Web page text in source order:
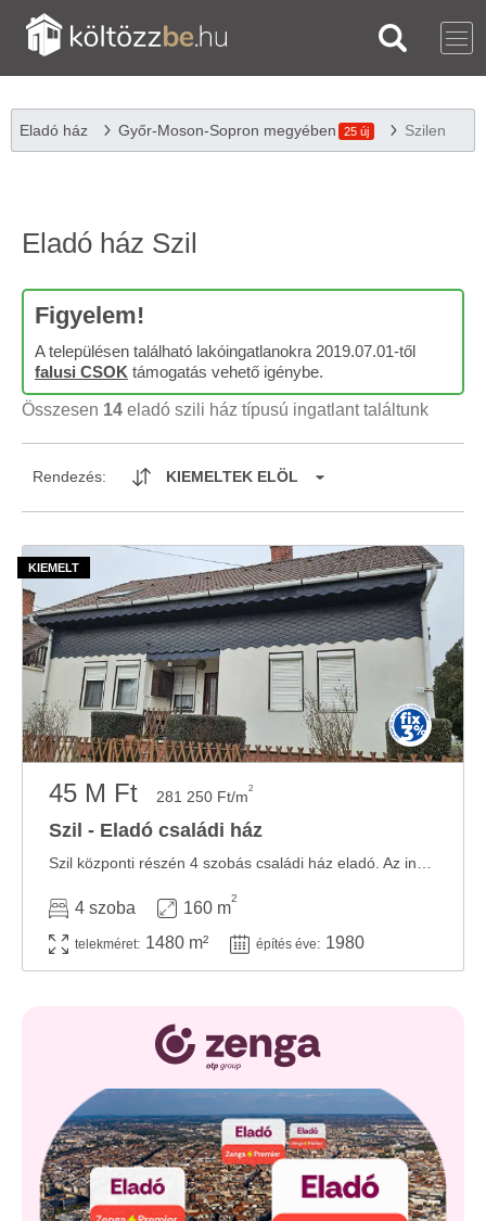
Eladó ház Győr-Moson-Sopron megyében 25 új Szilen
Eladó ház Szil
Figyelem!
A településen található lakóingatlanokra 2019.07.01-től
falusi CSOK támogatás vehető igénybe.
Összesen 14 eladó szili ház típusú ingatlant találtunk
Rendezés: KIEMELTEK ELÖL
45 M Ft 281 250 Ft/m2
Szil - Eladó családi ház
4 szoba 160 m
2
telekméret: 1480 m² építés éve: 1980